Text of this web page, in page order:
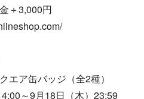
＋3,000円
エア缶バッジ（全2種）
～9月18日（木）23:59